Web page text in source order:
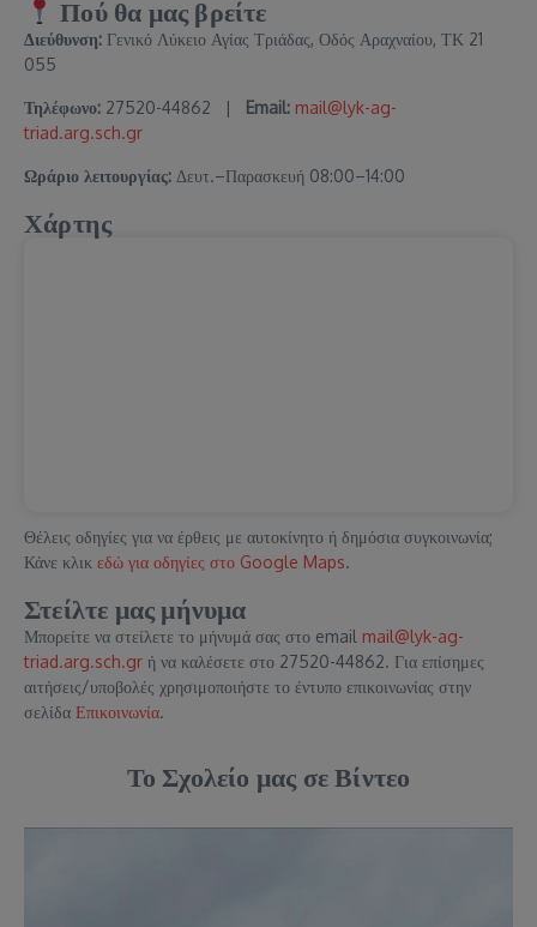
Πού θα μας βρείτε
Διεύθυνση: Γενικό Λύκειο Αγίας Τριάδας, Οδός Αραχναίου, ΤΚ 21
055
Τηλέφωνο: 27520-44862 | Email: mail@lyk-ag-
triad.arg.sch.gr
Ωράριο λειτουργίας: Δευτ.–Παρασκευή 08:00–14:00
Χάρτης
Θέλεις οδηγίες για να έρθεις με αυτοκίνητο ή δημόσια συγκοινωνία;
Κάνε κλικ εδώ για οδηγίες στο Google Maps.
Στείλτε μας μήνυμα
Μπορείτε να στείλετε το μήνυμά σας στο email mail@lyk-ag-
triad.arg.sch.gr ή να καλέσετε στο 27520-44862. Για επίσημες
αιτήσεις/υποβολές χρησιμοποιήστε το έντυπο επικοινωνίας στην
σελίδα Επικοινωνία.
Το Σχολείο μας σε Βίντεο